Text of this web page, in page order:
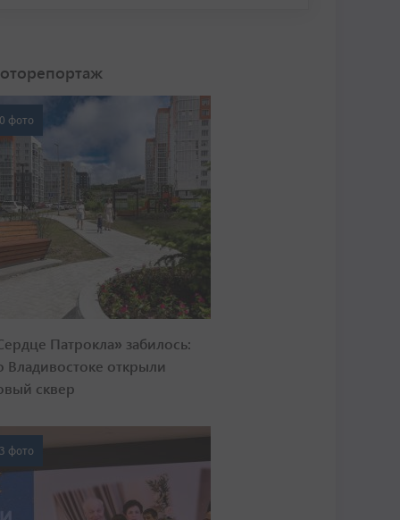
фото
Патрокла» забилось:
Владивостоке открыли
сквер
фото